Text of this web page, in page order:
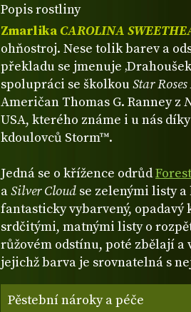
Popis rostliny
Zmarlika CAROLINA
ohňostroj. Nese tolik barev a
překladu se jmenuje
spolupráci se školkouStar
Američan Thomas G. Ranney z
USA, kterého známe i u nás
kdoulovců Storm™.
Jedná se o křížence odrůd
aSilver Cloud se zelenými listy
fantasticky vybarvený, opadavý
srdčitými, matnými listy o
růžovém odstínu, poté zbělají a
jejichž barva je srovnatelná s
Pěstební nároky a péče